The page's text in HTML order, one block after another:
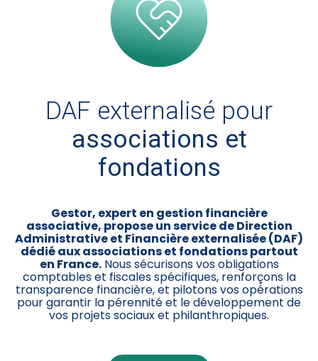
DAF externalisé pour
associations et
fondations
Gestor, expert en gestion financière
associative, propose un service de Direction
Administrative et Financière externalisée (DAF)
dédié aux associations et fondations partout
en France.Nous sécurisons vos obligations
comptables et fiscales spécifiques, renforçons la
transparence financière, et pilotons vos opérations
pour garantir la pérennité et le développement de
vos projets sociaux et philanthropiques.